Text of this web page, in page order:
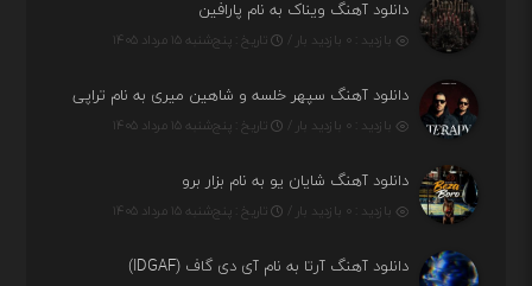
دانلود آهنگ ویناک به نام پارافین
بازدید : ۰ بازدید بار / تاریخ : پنج‌شنبه ۱۵ مرداد ۱۴۰۵
دانلود آهنگ سپهر خلسه و شاهین میری به نام تراپی
بازدید : ۰ بازدید بار / تاریخ : پنج‌شنبه ۱۵ مرداد ۱۴۰۵
دانلود آهنگ شایان یو به نام بزار برو
بازدید : ۰ بازدید بار / تاریخ : پنج‌شنبه ۱۵ مرداد ۱۴۰۵
دانلود آهنگ آرتا به نام آی دی گاف (IDGAF)